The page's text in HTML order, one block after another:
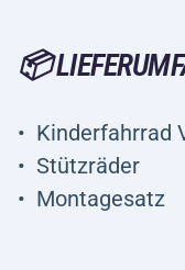
📦
Kinderfahrrad
Stützräder
Montagesatz